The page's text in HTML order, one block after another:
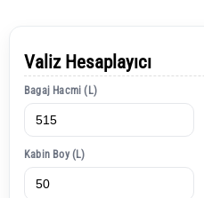
Valiz Hesaplayıcı
Bagaj Hacmi (L)
Kabin Boy (L)